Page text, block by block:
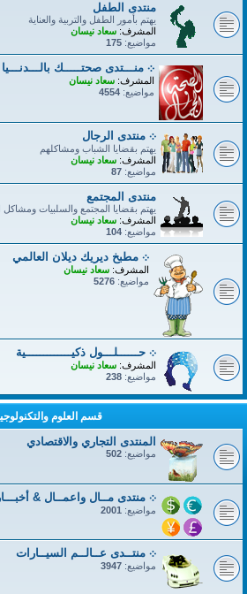
منتدى الطفل
يهتم بأمور الطفل والتربية والعناية
المشرف: سعاد نيسان
مواضيع: 175
܀ منـــتدى صحتـــــك بالـــدنـــيا
المشرف: سعاد نيسان
مواضيع: 4554
܀ منتدى الرجال
يهتم بقضايا الشباب ومشاكلهم
المشرف: سعاد نيسان
مواضيع: 87
منتدى المجتمع
يهتم بقضايا المجتمع والسلبيات ومشاكل
المشرف: سعاد نيسان
مواضيع: 104
܀ مطبخ ديريك ديلان العالمي
المشرف: سعاد نيسان
مواضيع: 5276
܀ حــــــلـــول ذكيـــــــــــــية
المشرف: سعاد نيسان
مواضيع: 238
قسم العلوم
المنتدى التجاري والاقتصادي
مواضيع: 502
܀ منتدى مــال واعمــال &
مواضيع: 2001
܀ منتــدى عــالــم السيــارات
مواضيع: 3947